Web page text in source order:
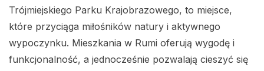
Trójmiejskiego Parku Krajobrazowego, to miejsce,
które przyciąga miłośników natury i aktywnego
wypoczynku. Mieszkania w Rumi oferują wygodę i
funkcjonalność, a jednocześnie pozwalają cieszyć się